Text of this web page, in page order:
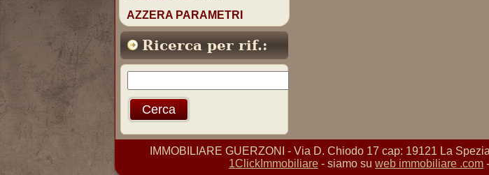
AZZERA PARAMETRI
Ricerca per rif.:
IMMOBILIARE GUERZONI - Via D. Chiodo 17 cap: 19121 La
1ClickImmobiliare - siamo su web immobiliare .com -